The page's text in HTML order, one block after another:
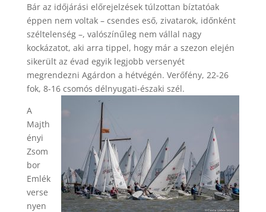
Bár az időjárási előrejelzések túlzottan bíztatóak
éppen nem voltak – csendes eső, zivatarok, időnként
széltelenség –, valószínűleg nem vállal nagy
kockázatot, aki arra tippel, hogy már a szezon elején
sikerült az évad egyik legjobb versenyét
megrendezni Agárdon a hétvégén. Verőfény, 22-26
fok, 8-16 csomós délnyugati-északi szél.
A
Majth
ényi
Zsom
bor
Emlék
verse
nyen